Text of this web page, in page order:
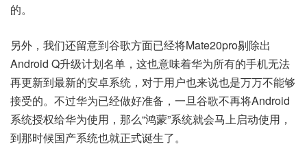
的。
另外，我们还留意到谷歌方面已经将Mate20pro剔除出
Android Q升级计划名单，这也意味着华为所有的手机无法
再更新到最新的安卓系统，对于用户也来说也是万万不能够
接受的。不过华为已经做好准备，一旦谷歌不再将Android
系统授权给华为使用，那么“鸿蒙”系统就会马上启动使用，
到那时候国产系统也就正式诞生了。